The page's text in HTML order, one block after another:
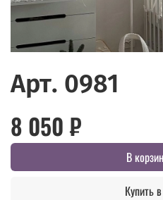
Арт. 0981
8 050 ₽
В
Купить